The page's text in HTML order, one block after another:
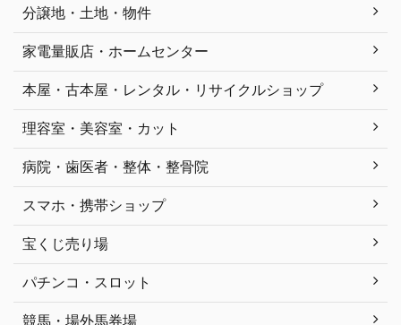
分譲地・土地・物件
家電量販店・ホームセンター
本屋・古本屋・レンタル・リサイクルショップ
理容室・美容室・カット
病院・歯医者・整体・整骨院
スマホ・携帯ショップ
宝くじ売り場
パチンコ・スロット
競馬・場外馬券場